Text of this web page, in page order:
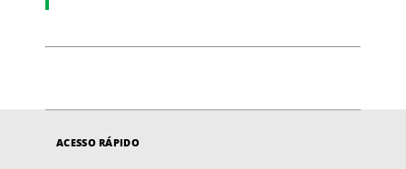
ACESSO RÁPIDO